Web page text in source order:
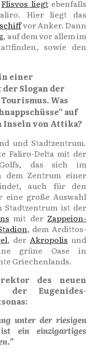
Flisvos liegtebenfalls
Hier liegt das
vor Anker. Dann
, auf dem vor allem im
sowie den
einer
Slogan der
Was
auf
Inseln von Attika?
und Stadtzentrum.
Faliro-Delta mit der
das sich im
dem Zentrum einer
auch für den
eine große Auswahl
ist der
mit derZappeion-
, dem Ardittos-
, der Akropolis und
grüne Oase in
Griechenlands.
des neuen
der Eugenides-
unter der riesigen
ein einzigartiges